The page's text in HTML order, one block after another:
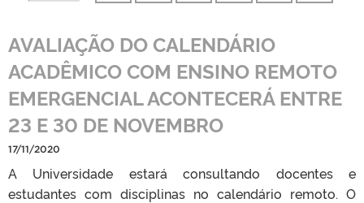
AVALIAÇÃO DO CALENDÁRIO
ACADÊMICO COM ENSINO REMOTO
EMERGENCIAL ACONTECERÁ ENTRE
23 E 30 DE NOVEMBRO
17/11/2020
A Universidade estará consultando docentes e
estudantes com disciplinas no calendário remoto. O